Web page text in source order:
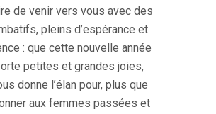
de venir vers vous avec des
pleins d’espérance et
: que cette nouvelle année
petites et grandes joies,
donne l’élan pour, plus que
aux femmes passées et